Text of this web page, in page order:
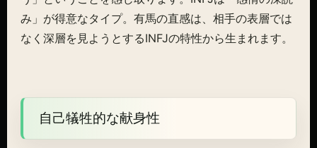
み」が得意なタイプ。有馬の直感は、相手の表層では
なく深層を見ようとするINFJの特性から生まれます。
自己犠牲的な献身性